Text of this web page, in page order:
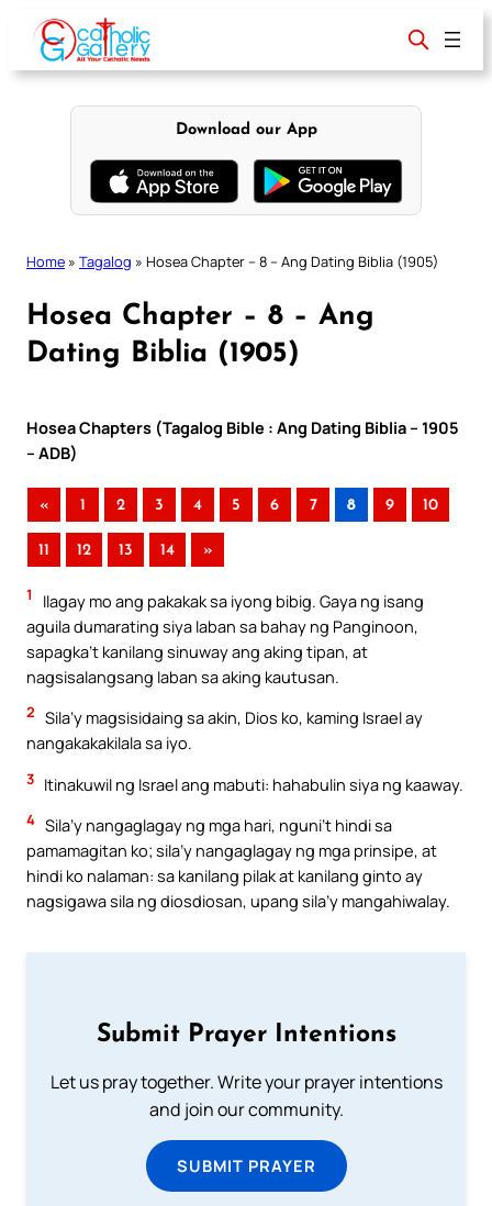
content
Download our App
Home » Tagalog » Hosea Chapter – 8 – Ang Dating Biblia (1905)
Hosea Chapter – 8 – Ang
Dating Biblia (1905)
Hosea Chapters (Tagalog Bible : Ang Dating Biblia – 1905
– ADB)
« 1 2 3 4 5 6 7 8 9 10
11 12 13 14 »
1
Ilagay mo ang pakakak sa iyong bibig. Gaya ng isang
aguila dumarating siya laban sa bahay ng Panginoon,
sapagka’t kanilang sinuway ang aking tipan, at
nagsisalangsang laban sa aking kautusan.
2 Sila’y magsisidaing sa akin, Dios ko, kaming Israel ay
nangakakakilala sa iyo.
3 Itinakuwil ng Israel ang mabuti: hahabulin siya ng kaaway.
4 Sila’y nangaglagay ng mga hari, nguni’t hindi sa
pamamagitan ko; sila’y nangaglagay ng mga prinsipe, at
hindi ko nalaman: sa kanilang pilak at kanilang ginto ay
nagsigawa sila ng diosdiosan, upang sila’y mangahiwalay.
Submit Prayer Intentions
Let us pray together. Write your prayer intentions
and join our community.
SUBMIT PRAYER